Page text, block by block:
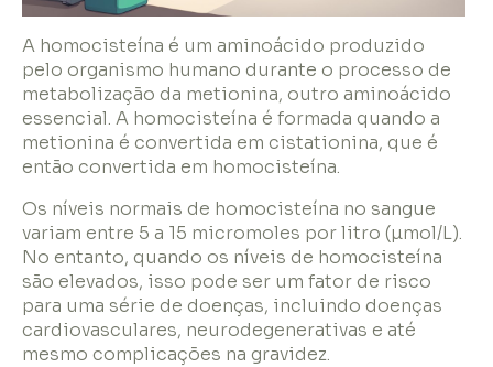
A homocisteína é um aminoácido produzido
pelo organismo humano durante o processo de
metabolização da metionina, outro aminoácido
essencial. A homocisteína é formada quando a
metionina é convertida em cistationina, que é
então convertida em homocisteína.
Os níveis normais de homocisteína no sangue
variam entre 5 a 15 micromoles por litro (µmol/L).
No entanto, quando os níveis de homocisteína
são elevados, isso pode ser um fator de risco
para uma série de doenças, incluindo doenças
cardiovasculares, neurodegenerativas e até
mesmo complicações na gravidez.